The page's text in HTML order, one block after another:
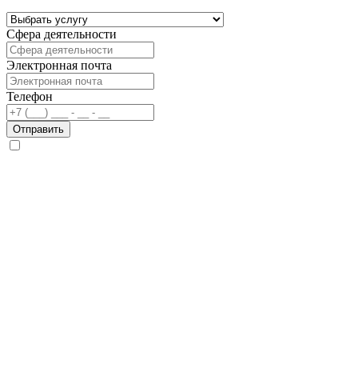
Сфера деятельности
Электронная почта
Телефон
Отправить